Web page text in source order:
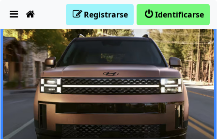
Identificarse
Registrarse